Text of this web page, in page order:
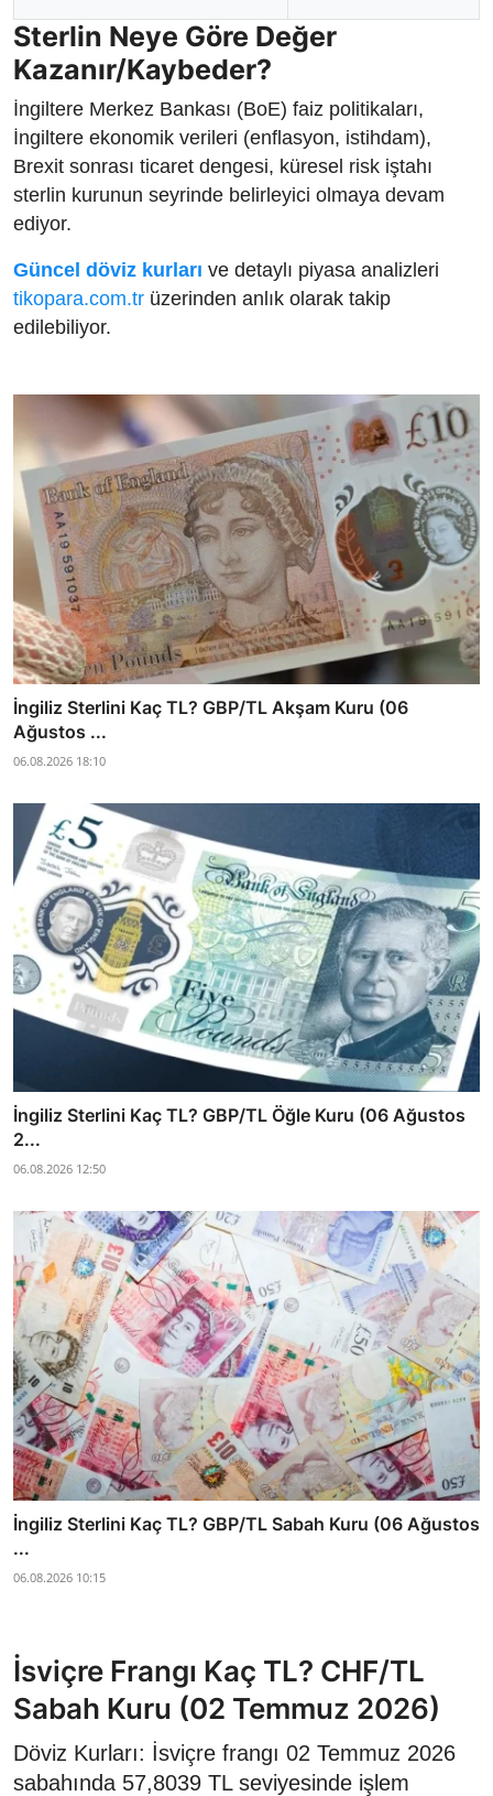
Sterlin Neye Göre Değer
Kazanır/Kaybeder?
İngiltere Merkez Bankası (BoE) faiz politikaları,
İngiltere ekonomik verileri (enflasyon, istihdam),
Brexit sonrası ticaret dengesi, küresel risk iştahı
sterlin kurunun seyrinde belirleyici olmaya devam
ediyor.
Güncel döviz kurları ve detaylı piyasa analizleri
tikopara.com.tr üzerinden anlık olarak takip
edilebiliyor.
İngiliz Sterlini Kaç TL? GBP/TL Akşam Kuru (06
Ağustos ...
06.08.2026 18:10
İngiliz Sterlini Kaç TL? GBP/TL Öğle Kuru (06 Ağustos
2...
06.08.2026 12:50
İngiliz Sterlini Kaç TL? GBP/TL Sabah Kuru (06 Ağustos
...
06.08.2026 10:15
İsviçre Frangı Kaç TL? CHF/TL
Sabah Kuru (02 Temmuz 2026)
Döviz Kurları: İsviçre frangı 02 Temmuz 2026
sabahında 57,8039 TL seviyesinde işlem